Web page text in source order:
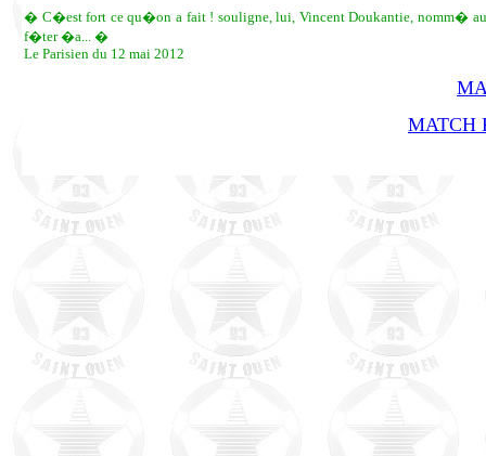
� C�est fort ce qu�on a fait ! souligne, lui, Vincent Doukantie, nomm�
f�ter �a... �
Le Parisien du 12 mai 2012
MATCH